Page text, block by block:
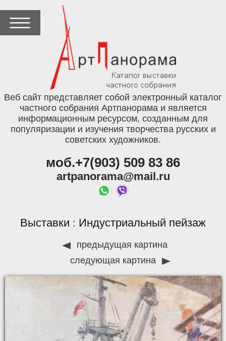
Веб сайт представляет собой электронный каталог
частного собрания Артпанорама и является
информационным ресурсом, созданным для
популяризации и изучения творчества русских и
советских художников.
моб.+7(903) 509 83 86
artpanorama@mail.ru
Выставки : Индустриальный пейзаж
предыдущая картина
следующая картина